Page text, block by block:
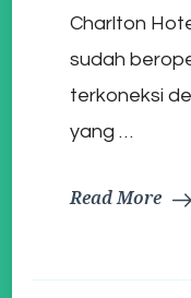
Charlton
sudah
terkoneksi
yang …
Read More